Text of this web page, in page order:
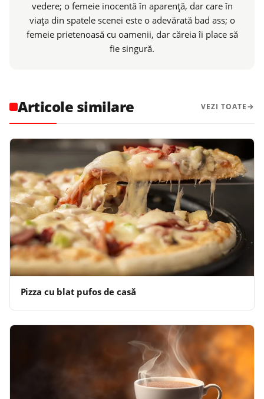
vedere; o femeie inocentă în aparenţă, dar care în
viaţa din spatele scenei este o adevărată bad ass; o
femeie prietenoasă cu oamenii, dar căreia îi place să
fie singură.
Articole similare VEZI TOATE
Pizza cu blat pufos de casă